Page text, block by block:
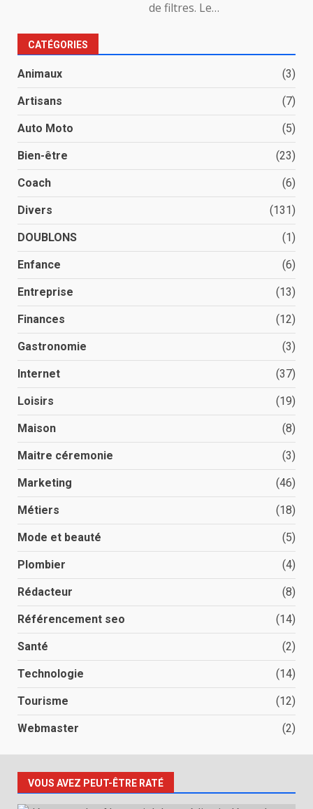
de filtres. Le…
CATÉGORIES
Animaux (3)
Artisans (7)
Auto Moto (5)
Bien-être (23)
Coach (6)
Divers (131)
DOUBLONS (1)
Enfance (6)
Entreprise (13)
Finances (12)
Gastronomie (3)
Internet (37)
Loisirs (19)
Maison (8)
Maitre céremonie (3)
Marketing (46)
Métiers (18)
Mode et beauté (5)
Plombier (4)
Rédacteur (8)
Référencement seo (14)
Santé (2)
Technologie (14)
Tourisme (12)
Webmaster (2)
VOUS AVEZ PEUT-ÊTRE RATÉ